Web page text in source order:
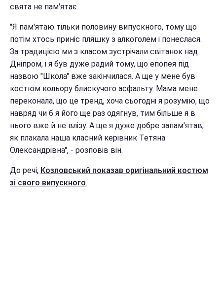
свята не пам'ятає.
"Я пам'ятаю тільки половину випускного, тому що
потім хтось приніс пляшку з алкоголем і понеслася.
За традицією ми з класом зустрічали світанок над
Дніпром, і я був дуже радий тому, що епопея під
назвою "Школа" вже закінчилася. А ще у мене був
костюм кольору блискучого асфальту. Мама мене
переконала, що це тренд, хоча сьогодні я розумію, що
навряд чи б я його ще раз одягнув, тим більше я в
нього вже й не влізу. А ще я дуже добре запам'ятав,
як плакала наша класний керівник Тетяна
Олександрівна", - розповів він.
До речі, Козловський показав оригінальний костюм
зі свого випускного.